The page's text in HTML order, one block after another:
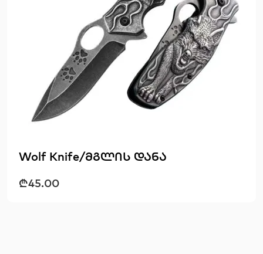
Wolf Knife/მგლის დანა
₾45.00